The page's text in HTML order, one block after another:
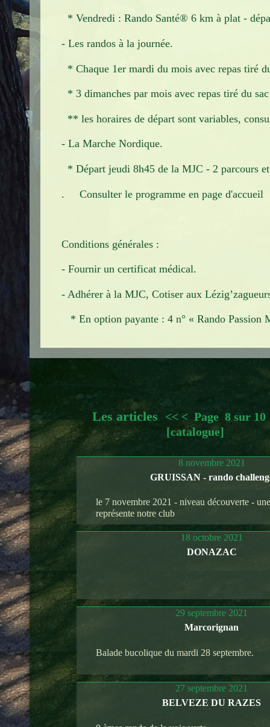
* Vendredi : Rando Santé® 6 km à plat -
- Les randos à la journée.
* Chaque 1er mardi du mois avec repas tiré
* 3 dimanches par mois avec repas tiré du sac
** les horaires de départ sont variables,
- La Marche Nordique.
* Départ jeudi 8h45 de la MJC - 2 parcours
. Consulter le programme en page d'accueil
Conditions générales :
- Fournir un certificat médical.
- Adhérer à la MJC, Cotiser aux
* En option payante : 4 n° « Rando Passion
Les articles << < Page 8 sur
[catalogue]
8 novembre 2021
GRUISSAN - rando
le 7 novembre 2021 - niveau découverte -
représente notre club
18 octobre 2021
DONAZAC
29 septembre 2021
Marcorignan
Balade bucolique du mardi 28 septembre.
27 septembre 2021
BELVEZE DU RAZES